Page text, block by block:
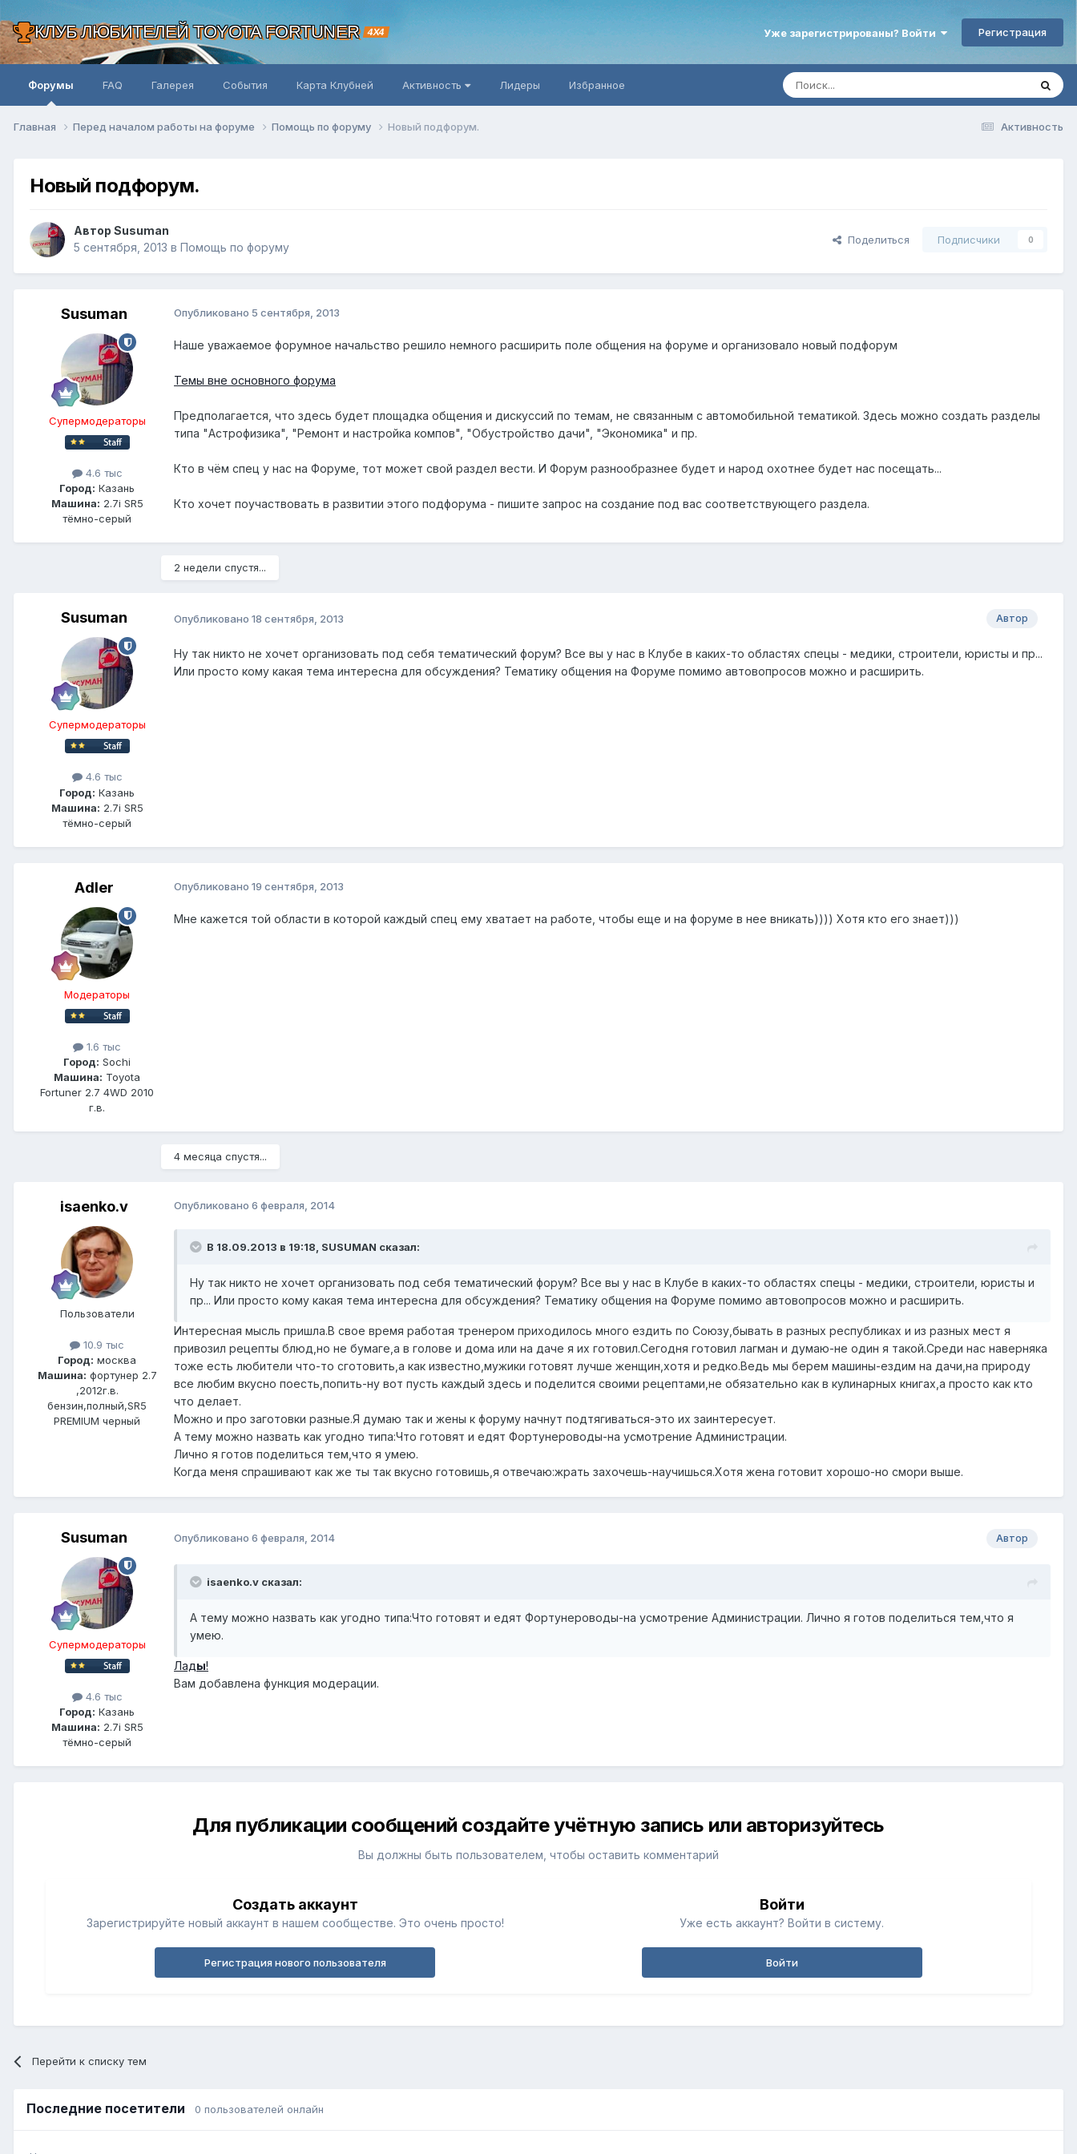
КЛУБ ЛЮБИТЕЛЕЙ TOYOTA FORTUNER 4X4 Уже зарегистрированы? Войти Регистрация
Форумы FAQ Галерея События Карта Клубней Активность Лидеры Избранное
Активность
Главная Перед началом работы на форуме Помощь по форуму Новый подфорум.
Новый подфорум.
Автор Susuman
5 сентября, 2013 в Помощь по форуму
Поделиться Подписчики 0
Susuman
Супермодераторы
4.6 тыс
Город: Казань
Машина: 2.7i SR5
тёмно-серый
Опубликовано 5 сентября, 2013
Наше уважаемое форумное начальство решило немного расширить поле общения на форуме и организовало новый подфорум
Темы вне основного форума
Предполагается, что здесь будет площадка общения и дискуссий по темам, не связанным с автомобильной тематикой. Здесь можно создать разделы
типа "Астрофизика", "Ремонт и настройка компов", "Обустройство дачи", "Экономика" и пр.
Кто в чём спец у нас на Форуме, тот может свой раздел вести. И Форум разнообразнее будет и народ охотнее будет нас посещать...
Кто хочет поучаствовать в развитии этого подфорума - пишите запрос на создание под вас соответствующего раздела.
2 недели спустя...
Susuman
Супермодераторы
4.6 тыс
Город: Казань
Машина: 2.7i SR5
тёмно-серый
Автор
Опубликовано 18 сентября, 2013
Ну так никто не хочет организовать под себя тематический форум? Все вы у нас в Клубе в каких-то областях спецы - медики, строители, юристы и пр...
Или просто кому какая тема интересна для обсуждения? Тематику общения на Форуме помимо автовопросов можно и расширить.
Adler
Модераторы
1.6 тыс
Город: Sochi
Машина: Toyota
Fortuner 2.7 4WD 2010
г.в.
Опубликовано 19 сентября, 2013
Мне кажется той области в которой каждый спец ему хватает на работе, чтобы еще и на форуме в нее вникать)))) Хотя кто его знает)))
4 месяца спустя...
isaenko.v
Пользователи
10.9 тыс
Город: москва
Машина: фортунер 2.7
,2012г.в.
бензин,полный,SR5
PREMIUM черный
Опубликовано 6 февраля, 2014
В 18.09.2013 в 19:18, SUSUMAN сказал:
Ну так никто не хочет организовать под себя тематический форум? Все вы у нас в Клубе в каких-то областях спецы - медики, строители, юристы и
пр... Или просто кому какая тема интересна для обсуждения? Тематику общения на Форуме помимо автовопросов можно и расширить.
Интересная мысль пришла.В свое время работая тренером приходилось много ездить по Союзу,бывать в разных республиках и из разных мест я
привозил рецепты блюд,но не бумаге,а в голове и дома или на даче я их готовил.Сегодня готовил лагман и думаю-не один я такой.Среди нас наверняка
тоже есть любители что-то сготовить,а как известно,мужики готовят лучше женщин,хотя и редко.Ведь мы берем машины-ездим на дачи,на природу
все любим вкусно поесть,попить-ну вот пусть каждый здесь и поделится своими рецептами,не обязательно как в кулинарных книгах,а просто как кто
что делает.
Можно и про заготовки разные.Я думаю так и жены к форуму начнут подтягиваться-это их заинтересует.
А тему можно назвать как угодно типа:Что готовят и едят Фортунероводы-на усмотрение Администрации.
Лично я готов поделиться тем,что я умею.
Когда меня спрашивают как же ты так вкусно готовишь,я отвечаю:жрать захочешь-научишься.Хотя жена готовит хорошо-но смори выше.
Susuman
Супермодераторы
4.6 тыс
Город: Казань
Машина: 2.7i SR5
тёмно-серый
Автор
Опубликовано 6 февраля, 2014
isaenko.v сказал:
А тему можно назвать как угодно типа:Что готовят и едят Фортунероводы-на усмотрение Администрации. Лично я готов поделиться тем,что я
умею.
Лады!
Вам добавлена функция модерации.
Для публикации сообщений создайте учётную запись или авторизуйтесь
Вы должны быть пользователем, чтобы оставить комментарий
Создать аккаунт
Зарегистрируйте новый аккаунт в нашем сообществе. Это очень просто!
Регистрация нового пользователя
Войти
Уже есть аккаунт? Войти в систему.
Войти
Перейти к списку тем
Последние посетители 0 пользователей онлайн